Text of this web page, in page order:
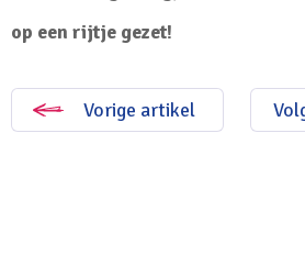
op een rijtje gezet!
Vorige artikel